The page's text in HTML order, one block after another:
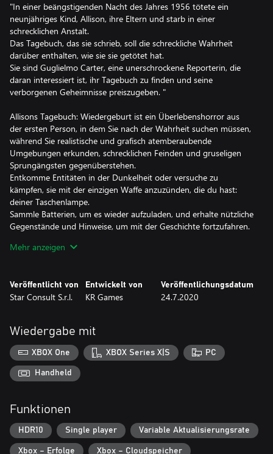
"In einer beängstigenden Nacht des Jahres 1956 tötete ein
neunjähriges Kind, Allison, ihre Eltern und starb in einer
schrecklichen Anstalt.
Das Tagebuch, das sie schrieb, soll die schreckliche Wahrheit
darüber enthalten, wie sie sie getötet hat.
Sie sind Guglielmo Carter, eine unerschrockene Reporterin, die
daran interessiert ist, ihr Tagebuch zu finden und seine
verborgenen Geheimnisse preiszugeben. "
Allisons Tagebuch: Wiedergeburt ist ein Überlebenshorror aus
der ersten Person, in dem Sie nach der Wahrheit suchen müssen,
während Sie realistische und grafisch atemberaubende
Umgebungen erkunden, schrecklichen Feinden und gruseligen
Sprungängsten gegenüberstehen.
Entkomme Entitäten in der Dunkelheit oder versuche zu
kämpfen, sie mit der einzigen Waffe anzuzünden, die du hast:
deiner Taschenlampe.
Sammle Batterien, um es wieder aufzuladen, und erhalte nützliche
Gegenstände und Hinweise, um mit der Geschichte fortzufahren.
Eigenschaften
- Adaptive und zufällige KI: Jedes Mal, wenn Sie spielen, wird es
eine andere Herausforderung sein
- Immersive UI: Wir haben versucht, so realistisch wie möglich zu
sein, keine Lebensbalken auf dem Bildschirm
- Grafik und 3D-Audio der nächsten Generation: Damit Sie sich
wirklich "in" der Welt fühlen, die wir uns vorgestellt haben
Mehr anzeigen
Veröffentlicht von
Star Consult S.r.l.
Entwickelt von
KR Games
Veröffentlichungsdatum
24.7.2020
Wiedergabe mit
XBOX One XBOX Series X|S PC
Handheld
Funktionen
HDR10 Single player Variable Aktualisierungsrate
Xbox – Erfolge Xbox – Cloudspeicher